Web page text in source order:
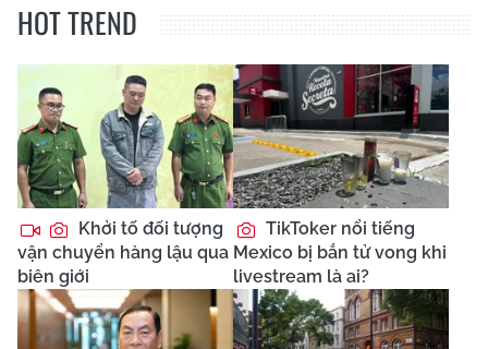
HOT TREND
Khởi tố đối tượng
vận chuyển hàng lậu qua
biên giới
TikToker nổi tiếng
Mexico bị bắn tử vong khi
livestream là ai?